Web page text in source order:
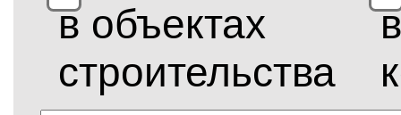
в объектах
строительства
в